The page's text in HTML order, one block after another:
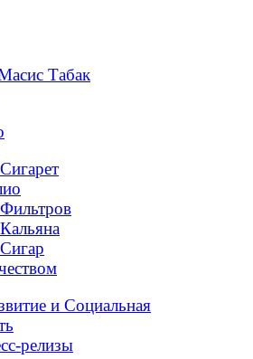
Табак
и Социальная
релизы